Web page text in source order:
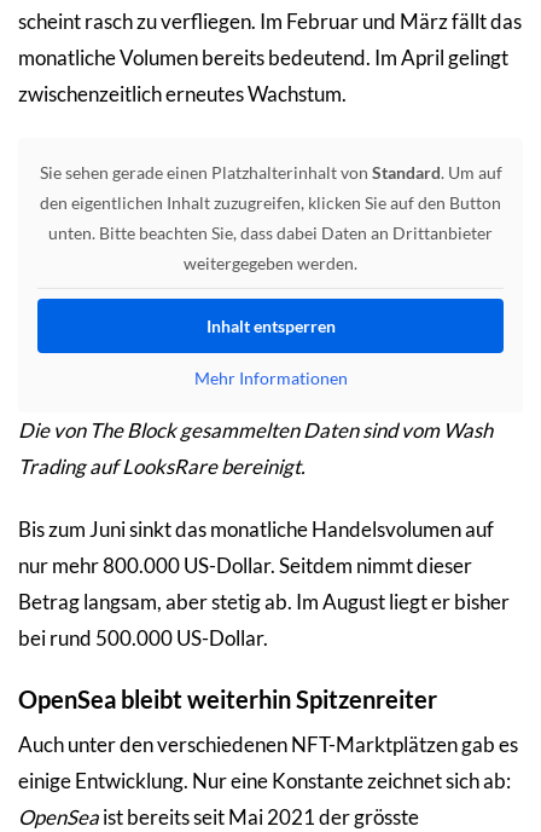
scheint rasch zu verfliegen. Im Februar und März fällt das
monatliche Volumen bereits bedeutend. Im April gelingt
zwischenzeitlich erneutes Wachstum.
Sie sehen gerade einen Platzhalterinhalt von Standard. Um auf
den eigentlichen Inhalt zuzugreifen, klicken Sie auf den Button
unten. Bitte beachten Sie, dass dabei Daten an Drittanbieter
weitergegeben werden.
Inhalt entsperren
Mehr Informationen
Die von The Block gesammelten Daten sind vom Wash
Trading auf LooksRare bereinigt.
Bis zum Juni sinkt das monatliche Handelsvolumen auf
nur mehr 800.000 US-Dollar. Seitdem nimmt dieser
Betrag langsam, aber stetig ab. Im August liegt er bisher
bei rund 500.000 US-Dollar.
OpenSea bleibt weiterhin Spitzenreiter
Auch unter den verschiedenen NFT-Marktplätzen gab es
einige Entwicklung. Nur eine Konstante zeichnet sich ab:
OpenSeaist bereits seit Mai 2021 der grösste